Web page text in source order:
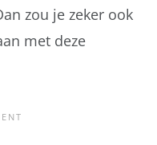
zou je zeker ook
met deze